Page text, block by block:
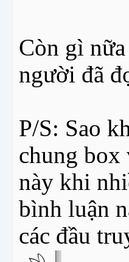
Còn gì
người đã
P/S: Sao
chung box
này khi
bình luận
các đầu